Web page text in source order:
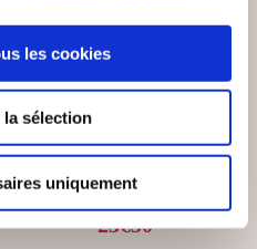
les cookies
sélection
uniquement
(0 avis)
LE BAL DES GARCES
Contes & légendes
23€50